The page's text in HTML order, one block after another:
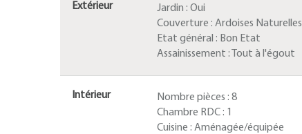
Extérieur Jardin : Oui
Couverture : Ardoises Naturelles
Etat général : Bon Etat
Assainissement :
Tout à l'égout
Intérieur Nombre pièces : 8
Chambre RDC : 1
Cuisine : Aménagée/équipée